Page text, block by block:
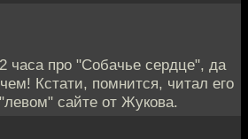
часа про "Собачье сердце", да
Кстати, помнится, читал его
сайте от Жукова.